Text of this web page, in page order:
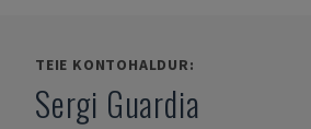
TEIE KONTOHALDUR:
Sergi Guardia